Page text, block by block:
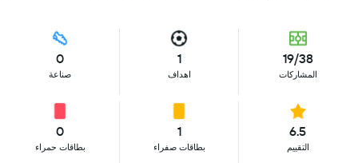
19/38
المشاركات
1
اهداف
0
صناعة
6.5
التقييم
1
بطاقات صفراء
0
بطاقات حمراء